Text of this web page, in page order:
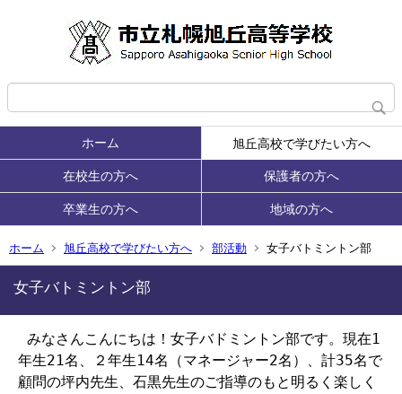
ホーム 旭丘高校で学びたい方へ
在校生の方へ 保護者の方へ
卒業生の方へ 地域の方へ
ホーム 旭丘高校で学びたい方へ 部活動 女子バトミントン部
女子バトミントン部
みなさんこんにちは！女子バドミントン部です。現在1
年生21名、２年生14名（マネージャー2名）、計35名で
顧問の坪内先生、石黒先生のご指導のもと明るく楽しく